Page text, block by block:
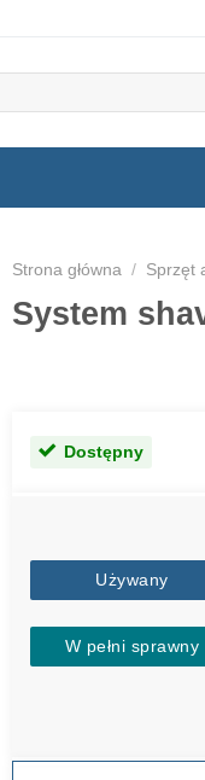
Strona główna / Sprzęt
System
Dostępny
Używany
W pełni sprawny